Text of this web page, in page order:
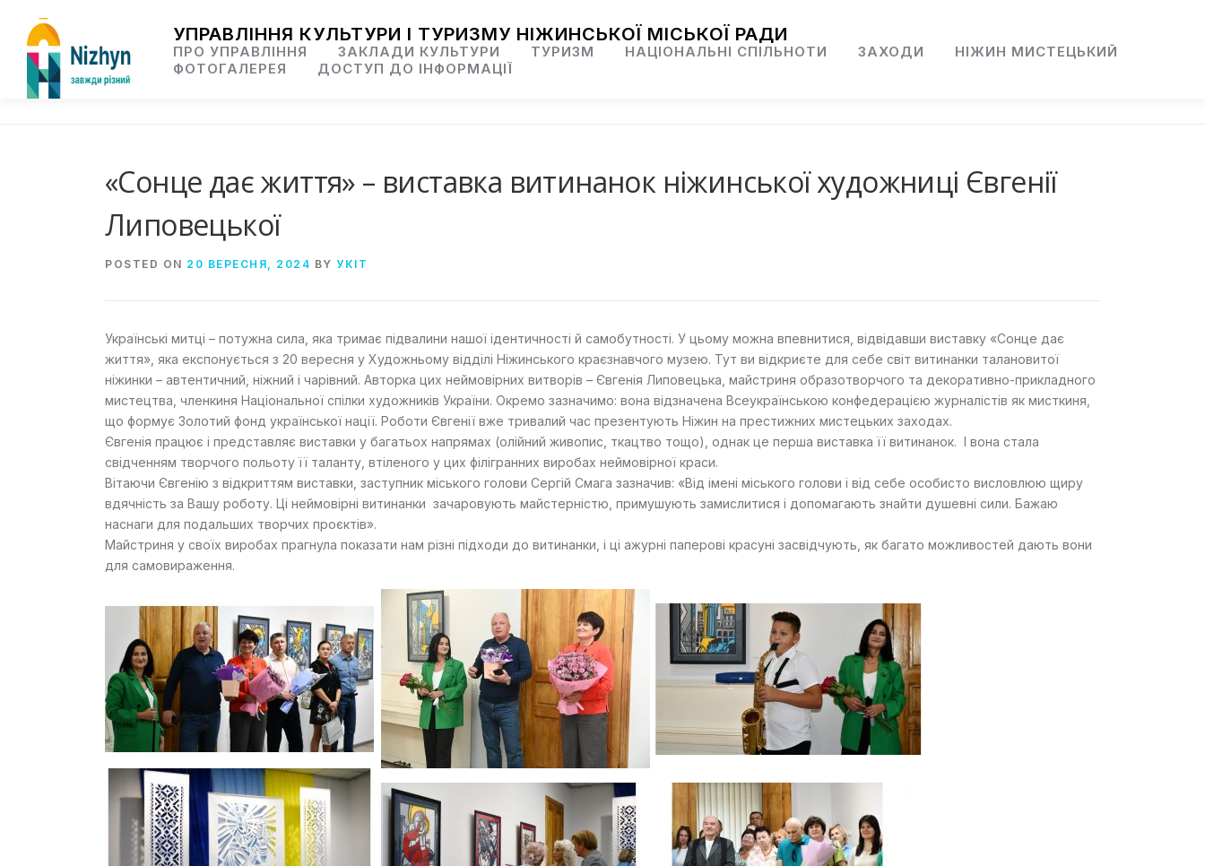
content
УПРАВЛІННЯ КУЛЬТУРИ І ТУРИЗМУ НІЖИНСЬКОЇ МІСЬКОЇ РАДИ
ПРО УПРАВЛІННЯ ЗАКЛАДИ КУЛЬТУРИ ТУРИЗМ НАЦІОНАЛЬНІ СПІЛЬНОТИ ЗАХОДИ
НІЖИН МИСТЕЦЬКИЙ
ФОТОГАЛЕРЕЯ
ДОСТУП ДО ІНФОРМАЦІЇ
«Сонце дає життя» – виставка витинанок ніжинської художниці Євгенії
Липовецької
POSTED ON 20 ВЕРЕСНЯ, 2024 BY УКІТ
Українські митці – потужна сила, яка тримає підвалини нашої ідентичності й самобутності. У цьому можна впевнитися, відвідавши виставку «Сонце дає
життя», яка експонується з 20 вересня у Художньому відділі Ніжинського краєзнавчого музею. Тут ви відкриєте для себе світ витинанки талановитої
ніжинки – автентичний, ніжний і чарівний. Авторка цих неймовірних витворів – Євгенія Липовецька, майстриня образотворчого та декоративно-прикладного
мистецтва, членкиня Національної спілки художників України. Окремо зазначимо: вона відзначена Всеукраїнською конфедерацією журналістів як мисткиня,
що формує Золотий фонд української нації. Роботи Євгенії вже тривалий час презентують Ніжин на престижних мистецьких заходах.
Євгенія працює і представляє виставки у багатьох напрямах (олійний живопис, ткацтво тощо), однак це перша виставка її витинанок. І вона стала
свідченням творчого польоту її таланту, втіленого у цих філігранних виробах неймовірної краси.
Вітаючи Євгенію з відкриттям виставки, заступник міського голови Сергій Смага зазначив: «Від імені міського голови і від себе особисто висловлюю щиру
вдячність за Вашу роботу. Ці неймовірні витинанки зачаровують майстерністю, примушують замислитися і допомагають знайти душевні сили. Бажаю
наснаги для подальших творчих проєктів».
Майстриня у своїх виробах прагнула показати нам різні підходи до витинанки, і ці ажурні паперові красуні засвідчують, як багато можливостей дають вони
для самовираження.